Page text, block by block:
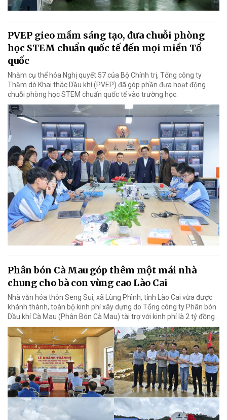
PVEP gieo mầm sáng tạo, đưa chuỗi phòng
học STEM chuẩn quốc tế đến mọi miền Tổ
quốc
Nhằm cụ thể hóa Nghị quyết 57 của Bộ Chính trị, Tổng công ty
Thăm dò Khai thác Dầu khí (PVEP) đã góp phần đưa hoạt động
chuỗi phòng học STEM chuẩn quốc tế vào trường học.
Phân bón Cà Mau góp thêm một mái nhà
chung cho bà con vùng cao Lào Cai
Nhà văn hóa thôn Seng Sui, xã Lùng Phình, tỉnh Lào Cai vừa được
khánh thành, toàn bộ kinh phí xây dựng do Tổng công ty Phân bón
Dầu khí Cà Mau (Phân Bón Cà Mau) tài trợ với kinh phí là 2 tỷ đồng .